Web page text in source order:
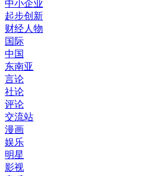
中小企业
起步创新
财经人物
国际
中国
东南亚
言论
社论
评论
交流站
漫画
娱乐
明星
影视